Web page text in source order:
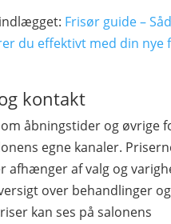
Frisør guide –
du effektivt med din nye
kontakt
åbningstider og øvrige
egne kanaler.
afhænger af valg og
over behandlinger og
kan ses på salonens